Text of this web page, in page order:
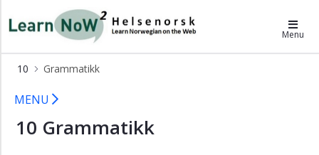
LearnNoW2-hs Menu
10 Grammatikk
Grammatikk
×
KAPITTEL
10
A
Fatima
føler
seg
MENU
10 Grammatikk